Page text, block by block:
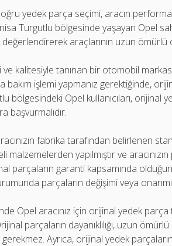
yedek parça seçimi, aracın
Turgutlu bölgesinde yaşayan Opel
değerlendirerek araçlarının uzun ömürlü
ve kalitesiyle tanınan bir otomobil
bakım işlemi yapmanız gerektiğinde,
bölgesindeki Opel kullanıcıları, orijinal
başvurmalıdır.
fabrika tarafından belirlenen
malzemelerden yapılmıştır ve
parçaların garanti kapsamında
parçaların değişimi veya onarımı
Opel aracınız için orijinal yedek
parçaların dayanıklılığı, uzun
Ayrıca, orijinal yedek parçaların